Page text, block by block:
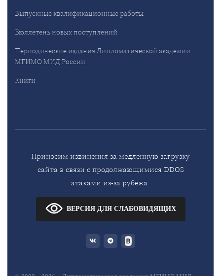
Выпускные квалификационные работы
Бюллетень новых поступлений
Периодические издания Дипломатической академии
МГИМО МИД России
Книги
Приносим извинения за медленную загрузку
сайта в связи с продолжающимися DDOS
атаками из-за рубежа.
ВЕРСИЯ ДЛЯ СЛАБОВИДЯЩИХ